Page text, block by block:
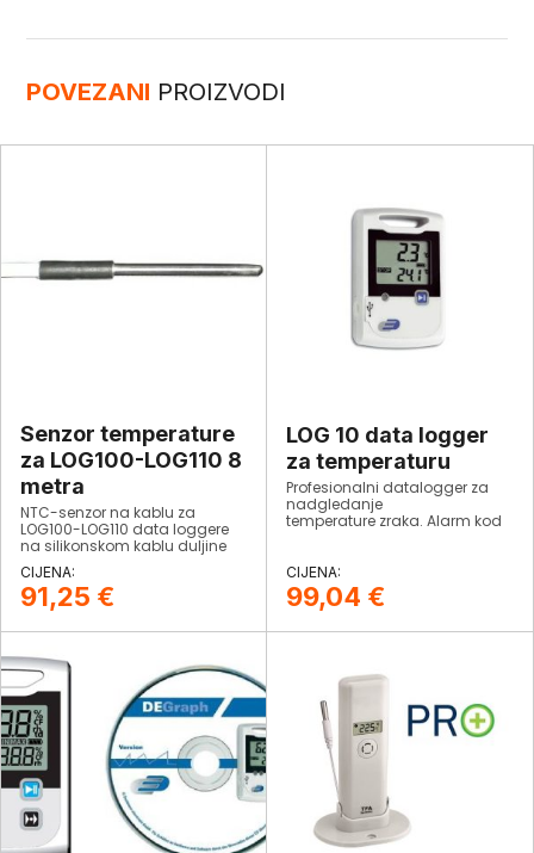
POVEZANI PROIZVODI
Senzor temperature
za LOG100-LOG110 8
metra
NTC-senzor na kablu za
LOG100-LOG110 data loggere
na silikonskom kablu duljine
8m temperature range: -50…
+125°C Dimenzije 40 x Ø 3 mm,
59 g
91,25 €
LOG 10 data logger
za temperaturu
Profesionalni datalogger za
nadgledanje
temperature zraka. Alarm kod
temperaturu. Datalogger sa
kapacitetom za do 20 000
mjernih vrijednosti.
standard EN12830.
99,04 €